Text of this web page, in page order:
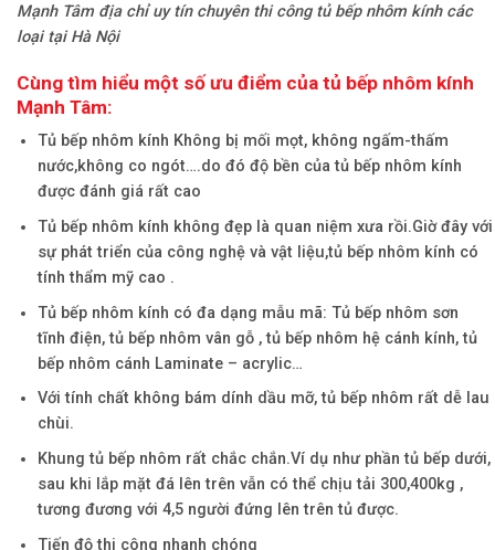
Mạnh Tâm địa chỉ uy tín chuyên thi công tủ bếp nhôm kính các
loại tại Hà Nội
Cùng tìm hiểu một số ưu điểm của tủ bếp nhôm kính
Mạnh Tâm:
Tủ bếp nhôm kính Không bị mối mọt, không ngấm-thấm
nước,không co ngót….do đó độ bền của tủ bếp nhôm kính
được đánh giá rất cao
Tủ bếp nhôm kính không đẹp là quan niệm xưa rồi.Giờ đây với
sự phát triển của công nghệ và vật liệu,tủ bếp nhôm kính có
tính thẩm mỹ cao .
Tủ bếp nhôm kính có đa dạng mẫu mã: Tủ bếp nhôm sơn
tĩnh điện, tủ bếp nhôm vân gỗ , tủ bếp nhôm hệ cánh kính, tủ
bếp nhôm cánh Laminate – acrylic…
Với tính chất không bám dính dầu mỡ, tủ bếp nhôm rất dễ lau
chùi.
Khung tủ bếp nhôm rất chắc chắn.Ví dụ như phần tủ bếp dưới,
sau khi lắp mặt đá lên trên vẫn có thể chịu tải 300,400kg ,
tương đương với 4,5 người đứng lên trên tủ được.
Tiến độ thi công nhanh chóng